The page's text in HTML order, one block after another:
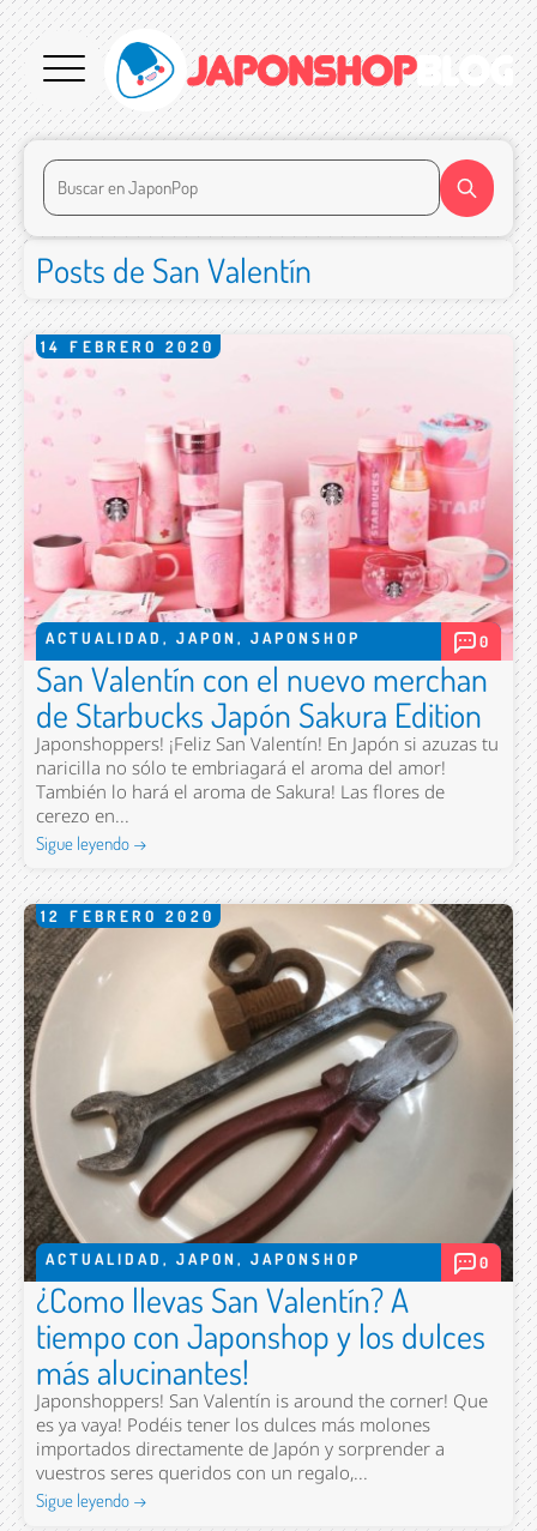
Posts de San Valentín
14 FEBRERO 2020
ACTUALIDAD , JAPON , JAPONSHOP 0
San Valentín con el nuevo merchan
de Starbucks Japón Sakura Edition
Japonshoppers! ¡Feliz San Valentín! En Japón si azuzas tu
naricilla no sólo te embriagará el aroma del amor!
También lo hará el aroma de Sakura! Las flores de
cerezo en...
Sigue leyendo →
12 FEBRERO 2020
ACTUALIDAD , JAPON , JAPONSHOP 0
¿Como llevas San Valentín? A
tiempo con Japonshop y los dulces
más alucinantes!
Japonshoppers! San Valentín is around the corner! Que
es ya vaya! Podéis tener los dulces más molones
importados directamente de Japón y sorprender a
vuestros seres queridos con un regalo,...
Sigue leyendo →